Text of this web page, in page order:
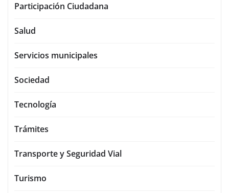
Participación Ciudadana
Salud
Servicios municipales
Sociedad
Tecnología
Trámites
Transporte y Seguridad Vial
Turismo